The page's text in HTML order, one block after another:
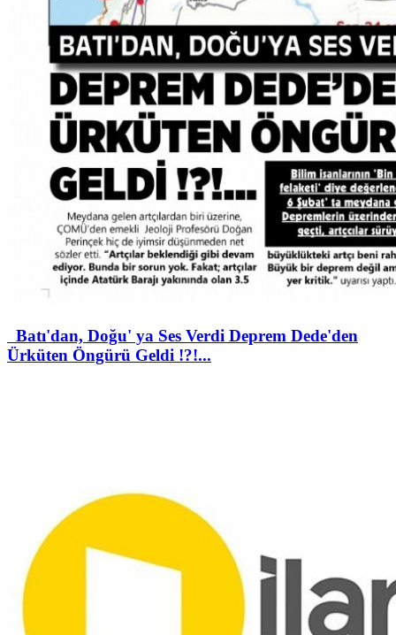
Batı'dan, Doğu' ya Ses Verdi Deprem Dede'den
Ürküten Öngürü Geldi !?!...